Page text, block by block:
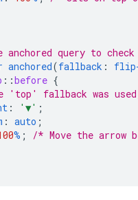
anchored query to
anchored(fallback :
::before {
'top' fallback was
: '▼' ;
: auto ;
% ;
/* Move the